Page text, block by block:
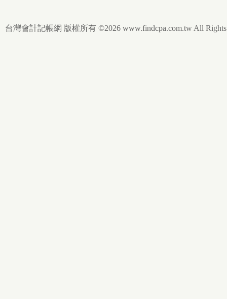
台灣會計記帳網 版權所有 ©2026 www.findcpa.com.tw All Rights